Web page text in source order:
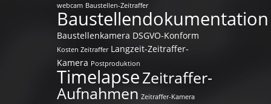
webcam Baustellen-Zeitraffer
Baustellendokumentation
Baustellenkamera DSGVO-Konform
Kosten Zeitraffer Langzeit-Zeitraffer-
Kamera Postproduktion
TimelapseZeitraffer-
Aufnahmen Zeitraffer-Kamera